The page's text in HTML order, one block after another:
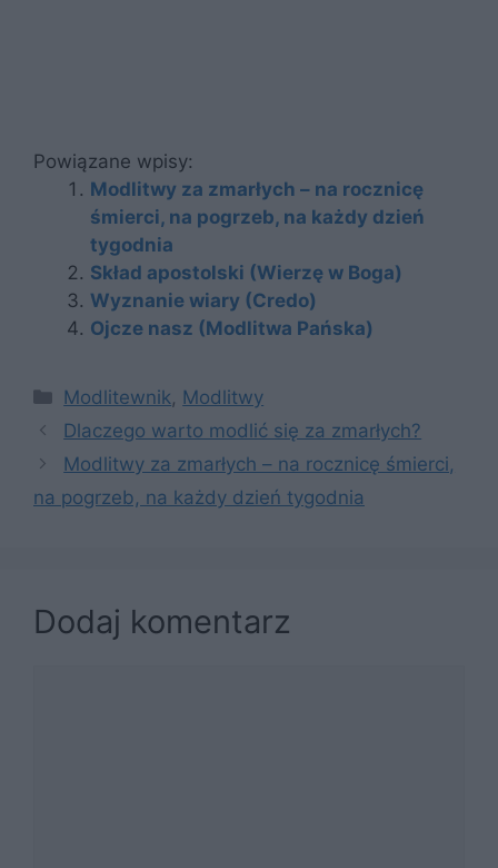
Powiązane wpisy:
Modlitwy za zmarłych – na rocznicę
śmierci, na pogrzeb, na każdy dzień
tygodnia
Skład apostolski (Wierzę w Boga)
Wyznanie wiary (Credo)
Ojcze nasz (Modlitwa Pańska)
Kategorie
Modlitewnik, Modlitwy
Dlaczego warto modlić się za zmarłych?
Modlitwy za zmarłych – na rocznicę śmierci,
na pogrzeb, na każdy dzień tygodnia
Dodaj komentarz